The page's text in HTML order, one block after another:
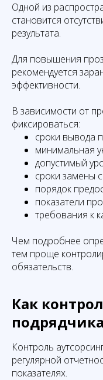
Одной из
становится
результата.
Для повышения
рекомендуется
эффективности.
В зависимости от
фиксироваться:
сроки вывода
минимальная
допустимый
сроки замены
порядок
показатели
требования к
Чем подробнее
тем проще
обязательств.
Как
подрядчика
Контроль
регулярной
показателях.